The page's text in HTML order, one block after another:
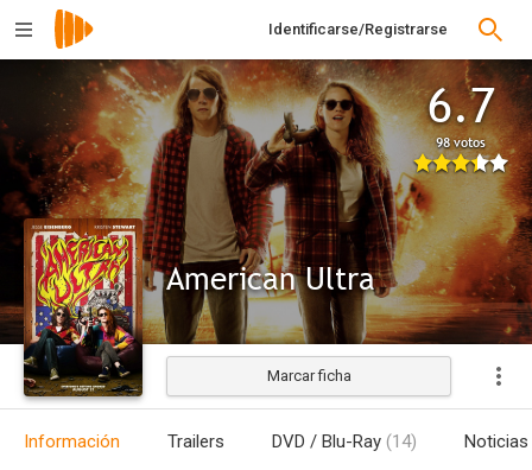
Identificarse/Registrarse
6.7
98 votos
American Ultra
Marcar ficha
Información Trailers DVD / Blu-Ray (14) Noticias